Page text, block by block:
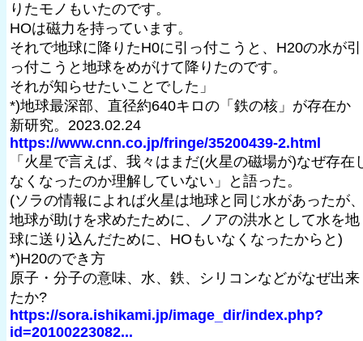
りたモノもいたのです。
HOは磁力を持っています。
それで地球に降りたH0に引っ付こうと、H20の水が引
っ付こうと地球をめがけて降りたのです。
それが知らせたいことでした」
*)地球最深部、直径約640キロの「鉄の核」が存在
新研究。2023.02.24
https://www.cnn.co.jp/fringe/35200439-2.html
「火星で言えば、我々はまだ(火星の磁場が)なぜ存在
なくなったのか理解していない」と語った。
(ソラの情報によれば火星は地球と同じ水があったが
地球が助けを求めたために、ノアの洪水として水を地
球に送り込んだために、HOもいなくなったからと)
*)H20のでき方
原子・分子の意味、水、鉄、シリコンなどがなぜ出来
たか?
https://sora.ishikami.jp/image_dir/index.php?
id=20100223082...